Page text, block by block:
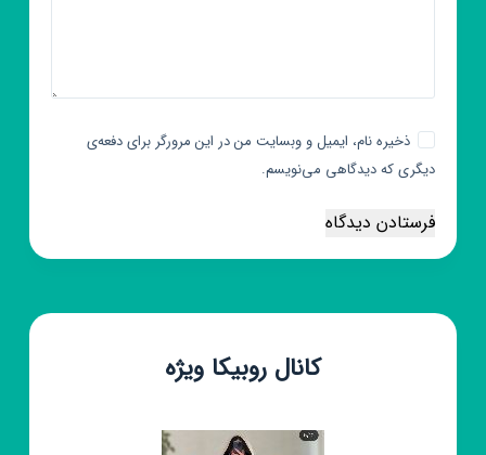
ذخیره نام، ایمیل و وبسایت من در این مرورگر برای دفعه‌ی
دیگری که دیدگاهی می‌نویسم.
فرستادن دیدگاه
کانال روبیکا ویژه